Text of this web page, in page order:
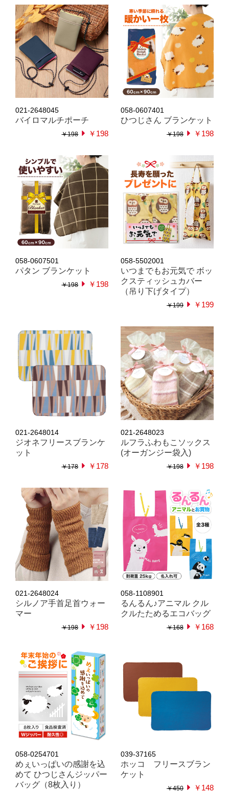
021-2648045
バイロマルチポーチ
￥198 ￥198
058-0607401
ひつじさん ブランケット
￥198 ￥198
058-0607501
パタン ブランケット
￥198 ￥198
058-5502001
いつまでもお元気で ボッ
クスティッシュカバー
（吊り下げタイプ）
￥199 ￥199
021-2648014
ジオネフリースブランケ
ット
￥178 ￥178
021-2648023
ルフラふわもこソックス
(オーガンジー袋入)
￥198 ￥198
021-2648024
シルノア手首足首ウォー
マー
￥198 ￥198
058-1108901
るんるん♪アニマル クル
クルたためるエコバッグ
￥168 ￥168
058-0254701
めぇいっぱいの感謝を込
めて ひつじさんジッパー
バッグ（8枚入り）
039-37165
ホッコ フリースブラン
ケット
￥450 ￥148